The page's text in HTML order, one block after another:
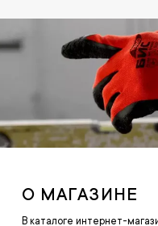
О МАГАЗИНЕ
В каталоге интернет-